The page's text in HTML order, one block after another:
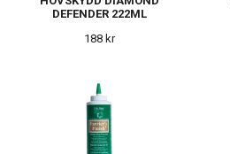
DEFENDER 222ML
188 kr